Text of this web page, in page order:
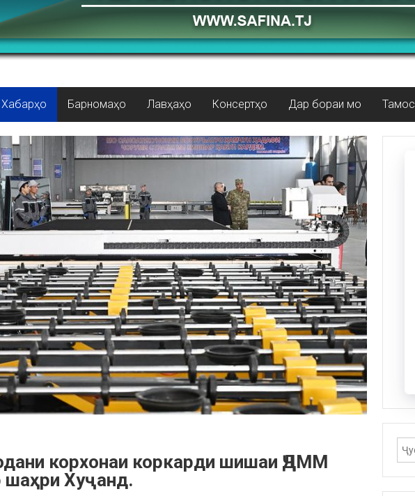
Хабарҳо Барномаҳо Лавҳаҳо Консертҳо Дар бораи мо Тамос
корхонаи коркарди шишаи ҶДММ
Хуҷанд.